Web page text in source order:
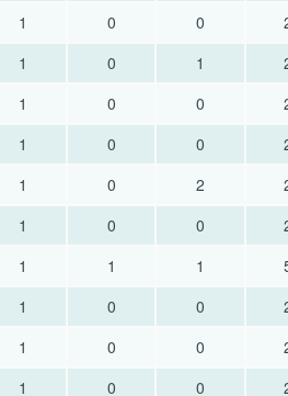
1
0 0
1
0 1
1
0 0
1
0 0
1
0 2
1
0 0
1
1 1
1
0 0
1
0 0
1
0 0